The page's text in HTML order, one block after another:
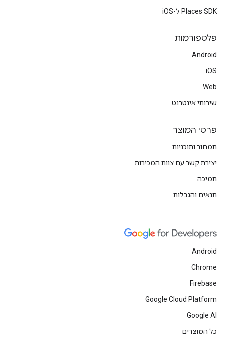
Places SDK ל-iOS
פלטפורמות
Android
iOS
Web
שירותי אינטרנט
פרטי המוצר
תמחור ותוכניות
יצירת קשר עם צוות המכירות
תמיכה
תנאים והגבלות
Android
Chrome
Firebase
Google Cloud Platform
Google AI
כל המוצרים